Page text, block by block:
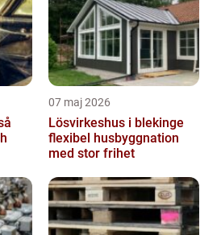
07 maj 2026
Lösvirkeshus i blekinge
flexibel husbyggnation
med stor frihet